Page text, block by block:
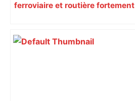
ferroviaire et routière fortement